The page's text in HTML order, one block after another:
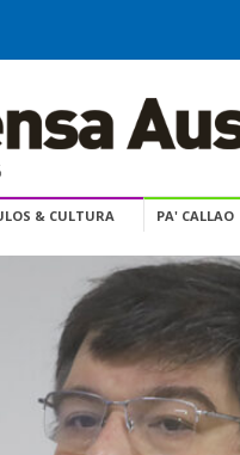
& CULTURA PA' CALLAO